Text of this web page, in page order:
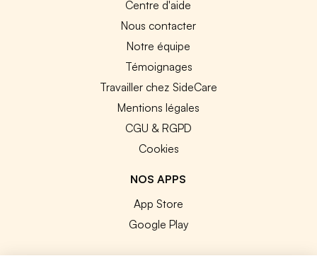
Centre d'aide
Nous contacter
Notre équipe
Témoignages
Travailler chez SideCare
Mentions légales
CGU & RGPD
Cookies
NOS APPS
App Store
Google Play